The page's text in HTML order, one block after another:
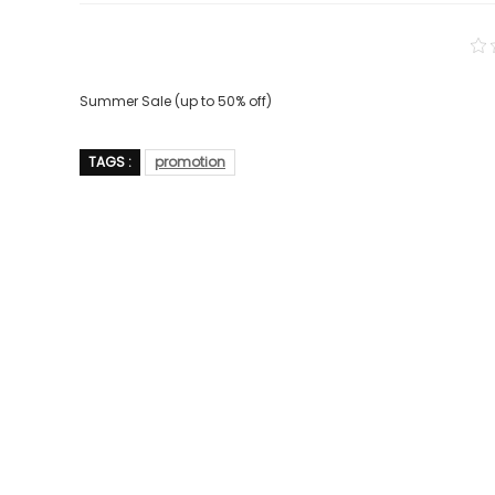
Summer Sale (up to 50% off)
TAGS : promotion